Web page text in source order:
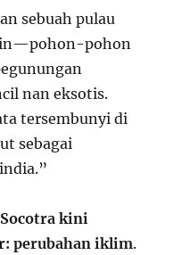
sebuah pulau
pohon
nan eksotis.
tersembunyi di
sebagai
Socotra kini
perubahan iklim.